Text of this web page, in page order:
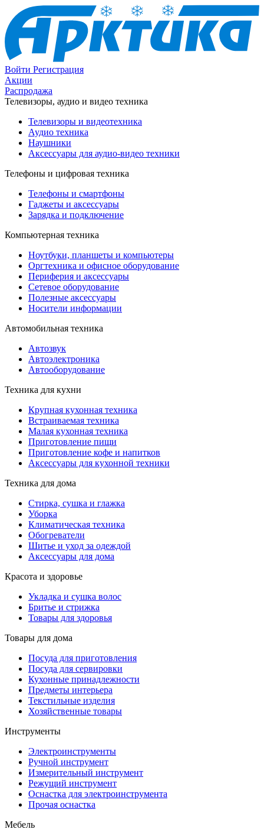
Войти Регистрация
Акции
Распродажа
Телевизоры, аудио и видео техника
Телевизоры и видеотехника
Аудио техника
Наушники
Аксессуары для аудио-видео техники
Телефоны и цифровая техника
Телефоны и смартфоны
Гаджеты и аксессуары
Зарядка и подключение
Компьютерная техника
Ноутбуки, планшеты и компьютеры
Оргтехника и офисное оборудование
Периферия и аксессуары
Cетевое оборудование
Полезные аксессуары
Носители информации
Автомобильная техника
Автозвук
Автоэлектроника
Автооборудование
Техника для кухни
Крупная кухонная техника
Встраиваемая техника
Малая кухонная техника
Приготовление пищи
Приготовление кофе и напитков
Аксессуары для кухонной техники
Техника для дома
Стирка, сушка и глажка
Уборка
Климатическая техника
Обогреватели
Шитье и уход за одеждой
Аксессуары для дома
Красота и здоровье
Укладка и сушка волос
Бритье и стрижка
Товары для здоровья
Товары для дома
Посуда для приготовления
Посуда для сервировки
Кухонные принадлежности
Предметы интерьера
Текстильные изделия
Хозяйственные товары
Инструменты
Электроинструменты
Ручной инструмент
Измерительный инструмент
Режущий инструмент
Оснастка для электроинструмента
Прочая оснастка
Мебель